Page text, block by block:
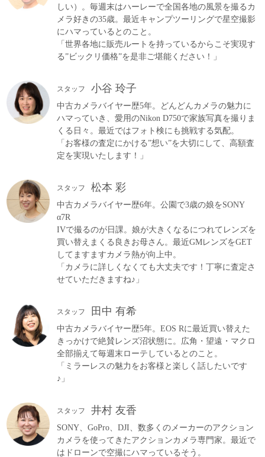
しい）。毎週末はハーレーで全国各地の風景を撮るカ
メラ好きの35歳。最近キャンプツーリングで星空撮影
にハマっているとのこと。
「世界各地に販売ルートを持っているからこそ実現す
る”ビックリ価格”を是非ご堪能ください！」
スタッフ 小谷 玲子
中古カメラバイヤー歴5年。どんどんカメラの魅力に
ハマっていき、愛用のNikon D750で家族写真を撮りま
くる日々。最近ではフォト検にも挑戦する気配。
「お客様の査定にかける”想い”を大切にして、高額査
定を実現いたします！」
スタッフ 松本 彩
中古カメラバイヤー歴6年。公園で3歳の娘をSONY
α7R
IVで撮るのが日課。娘が大きくなるにつれてレンズを
買い替えまくる良きお母さん。最近GMレンズをGET
してますますカメラ熱が向上中。
「カメラに詳しくなくても大丈夫です！丁寧に査定さ
せていただきますね♪」
スタッフ 田中 有希
中古カメラバイヤー歴5年。EOS Rに最近買い替えた
きっかけで絶賛レンズ沼状態に。広角・望遠・マクロ
全部揃えて毎週末ローテしているとのこと。
「ミラーレスの魅力をお客様と楽しく話したいです
♪」
スタッフ 井村 友香
SONY、GoPro、DJI、数多くのメーカーのアクション
カメラを使ってきたアクションカメラ専門家。最近で
はドローンで空撮にハマっているそう。